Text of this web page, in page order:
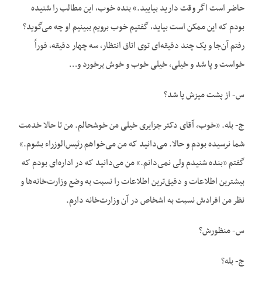
حاضر است اگر وقت دارید بیایید.» بنده خوب، این مطالب را شنیده
بودم که این ممکن است بیاید، گفتیم خوب برویم ببینیم او چه می‌گوید؟
رفتم آن‌جا و یک چند دقیقه‌ای توی اتاق انتظار، سه چهار دقیقه، فوراً
خواست و پا شد و خیلی، خیلی خوب و خوش برخورد و…
س- از پشت میزش پا شد؟
ج- بله. «خوب، آقای دکتر جزایری خیلی من خوشحالم. من تا حالا خدمت
شما نرسیده بودم و حالا. می‌دانید که من می‌خواهم رئیس‌الوزراء بشوم.»
گفتم «بنده شنیدم ولی نمی‌دانم.» من می‌دانید که در اداره‌ای بودم که
بیشترین اطلاعات و دقیق‌ترین اطلاعات را نسبت به وضع وزارت‌خانه‌ها و
نظر من افرادش نسبت به اشخاص در آن وزارت‌خانه دارم.
س- منظورش؟
ج- بله؟